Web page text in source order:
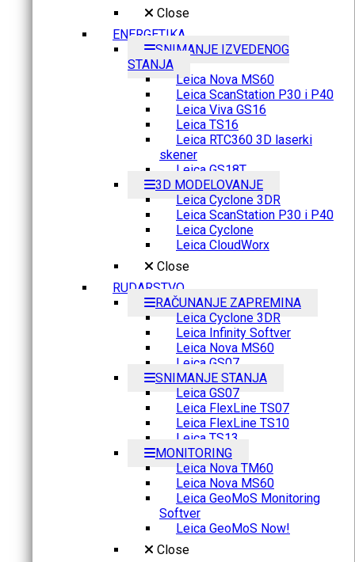
Close
ENERGETIKA
SNIMANJE IZVEDENOG
STANJA
Leica Nova MS60
Leica ScanStation P30 i P40
Leica Viva GS16
Leica TS16
Leica RTC360 3D laserki
skener
Leica GS18T
3D MODELOVANJE
Leica Cyclone 3DR
Leica ScanStation P30 i P40
Leica Cyclone
Leica CloudWorx
Close
RUDARSTVO
RAČUNANJE ZAPREMINA
Leica Cyclone 3DR
Leica Infinity Softver
Leica Nova MS60
Leica GS07
SNIMANJE STANJA
Leica GS07
Leica FlexLine TS07
Leica FlexLine TS10
Leica TS13
MONITORING
Leica Nova TM60
Leica Nova MS60
Leica GeoMoS Monitoring
Softver
Leica GeoMoS Now!
Close